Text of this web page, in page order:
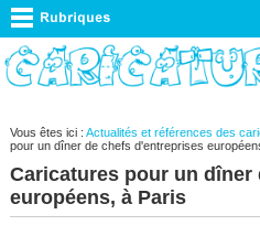
Vous êtes ici : Actualités et références des
pour un dîner de chefs d'entreprises
Caricatures pour un
européens, à Paris